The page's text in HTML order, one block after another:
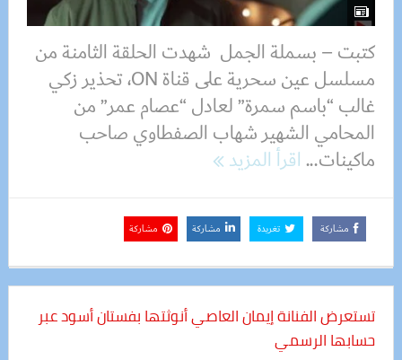
كتبت – بسملة الجمل شهدت الحلقة الثامنة من
مسلسل عين سحرية على قناة ON، تحذير زكي
غالب “باسم سمرة” لعادل “عصام عمر” من
المحامي الشهير شهاب الصفطاوي صاحب
ماكينات...اقرأ المزيد
مشاركة تغريدة مشاركة مشاركة
تستعرض الفنانة إيمان العاصي أنوثتها بفستان أسود عبر
حسابها الرسمي